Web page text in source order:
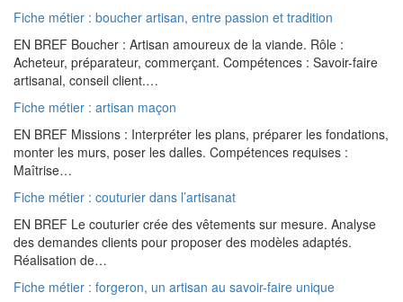
Fiche métier : boucher artisan, entre passion et tradition
EN BREF Boucher : Artisan amoureux de la viande. Rôle :
Acheteur, préparateur, commerçant. Compétences : Savoir-faire
artisanal, conseil client.…
Fiche métier : artisan maçon
EN BREF Missions : Interpréter les plans, préparer les fondations,
monter les murs, poser les dalles. Compétences requises :
Maîtrise…
Fiche métier : couturier dans l’artisanat
EN BREF Le couturier crée des vêtements sur mesure. Analyse
des demandes clients pour proposer des modèles adaptés.
Réalisation de…
Fiche métier : forgeron, un artisan au savoir-faire unique